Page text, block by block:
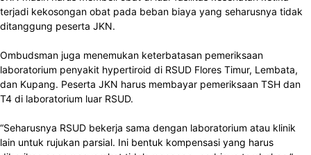
terjadi kekosongan obat pada beban biaya yang seharusnya tidak
ditanggung peserta JKN.
Ombudsman juga menemukan keterbatasan pemeriksaan
laboratorium penyakit hypertiroid di RSUD Flores Timur, Lembata,
dan Kupang. Peserta JKN harus membayar pemeriksaan TSH dan
T4 di laboratorium luar RSUD.
“Seharusnya RSUD bekerja sama dengan laboratorium atau klinik
lain untuk rujukan parsial. Ini bentuk kompensasi yang harus